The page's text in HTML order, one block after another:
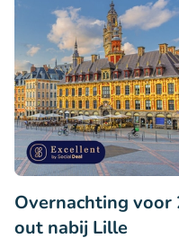
Overnachting voor
out nabij Lille